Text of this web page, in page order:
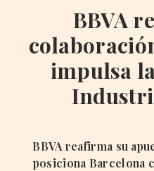
BBVA
impulsa
BBVA reafirma su
posiciona Barcelona